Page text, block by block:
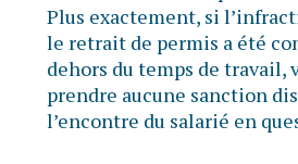
Plus exactement, si
le retrait de permis a été
dehors du temps de travail,
prendre aucune sanction
l’encontre du salarié en